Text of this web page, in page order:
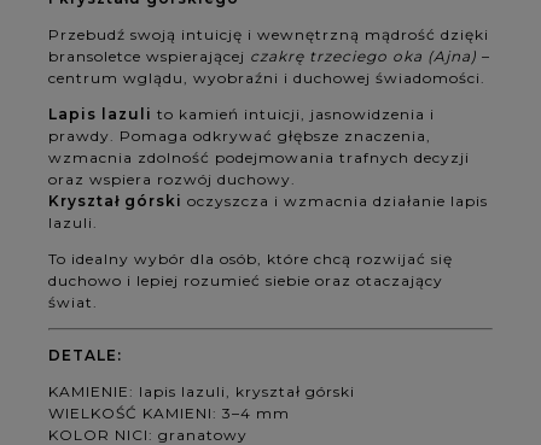
Przebudź swoją intuicję i wewnętrzną mądrość dzięki
bransoletce wspierającej czakrę trzeciego oka (Ajna) –
centrum wglądu, wyobraźni i duchowej świadomości.
Lapis lazuli to kamień intuicji, jasnowidzenia i
prawdy. Pomaga odkrywać głębsze znaczenia,
wzmacnia zdolność podejmowania trafnych decyzji
oraz wspiera rozwój duchowy.
Kryształ górski oczyszcza i wzmacnia działanie lapis
lazuli.
To idealny wybór dla osób, które chcą rozwijać się
duchowo i lepiej rozumieć siebie oraz otaczający
świat.
DETALE:
KAMIENIE: lapis lazuli, kryształ górski
WIELKOŚĆ KAMIENI: 3–4 mm
KOLOR NICI: granatowy